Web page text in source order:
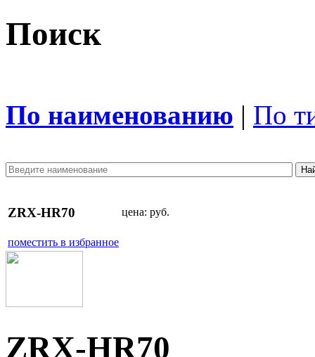
Поиск
По наименованию | По
ZRX-HR70 цена: руб.
поместить в избранное
ZRX-HR70